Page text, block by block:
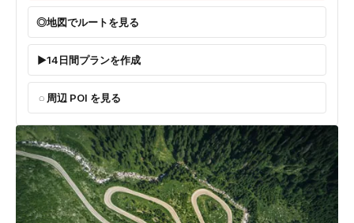
地図でルートを見る
14日間プランを作成
周辺 POI を見る